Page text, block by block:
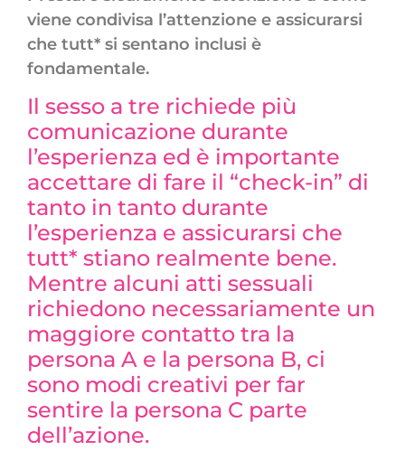
viene condivisa l’attenzione e assicurarsi
che tutt* si sentano inclusi è
fondamentale.
Il sesso a tre richiede più
comunicazione durante
l’esperienza ed è importante
accettare di fare il “check-in” di
tanto in tanto durante
l’esperienza e assicurarsi che
tutt* stiano realmente bene.
Mentre alcuni atti sessuali
richiedono necessariamente un
maggiore contatto tra la
persona A e la persona B, ci
sono modi creativi per far
sentire la persona C parte
dell’azione.